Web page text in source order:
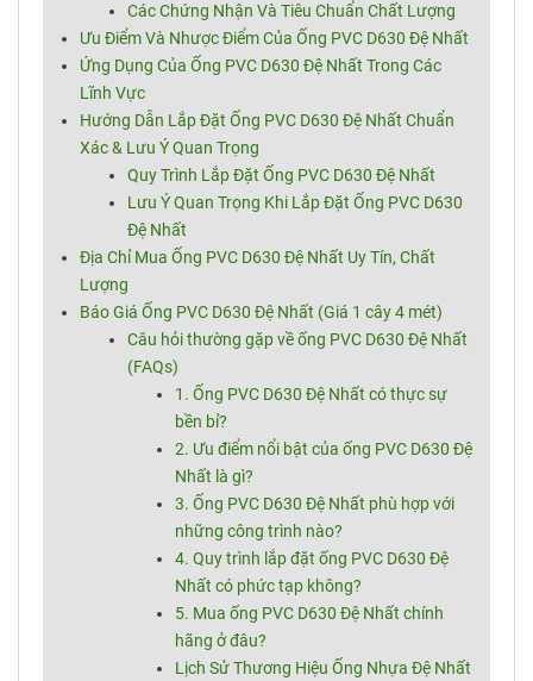
Các Chứng Nhận Và Tiêu Chuẩn Chất Lượng
Ưu Điểm Và Nhược Điểm Của Ống PVC D630 Đệ Nhất
Ứng Dụng Của Ống PVC D630 Đệ Nhất Trong Các
Lĩnh Vực
Hướng Dẫn Lắp Đặt Ống PVC D630 Đệ Nhất Chuẩn
Xác & Lưu Ý Quan Trọng
Quy Trình Lắp Đặt Ống PVC D630 Đệ Nhất
Lưu Ý Quan Trọng Khi Lắp Đặt Ống PVC D630
Đệ Nhất
Địa Chỉ Mua Ống PVC D630 Đệ Nhất Uy Tín, Chất
Lượng
Báo Giá Ống PVC D630 Đệ Nhất (Giá 1 cây 4 mét)
Câu hỏi thường gặp về ống PVC D630 Đệ Nhất
(FAQs)
1. Ống PVC D630 Đệ Nhất có thực sự
bền bỉ?
2. Ưu điểm nổi bật của ống PVC D630 Đệ
Nhất là gì?
3. Ống PVC D630 Đệ Nhất phù hợp với
những công trình nào?
4. Quy trình lắp đặt ống PVC D630 Đệ
Nhất có phức tạp không?
5. Mua ống PVC D630 Đệ Nhất chính
hãng ở đâu?
Lịch Sử Thương Hiệu Ống Nhựa Đệ Nhất